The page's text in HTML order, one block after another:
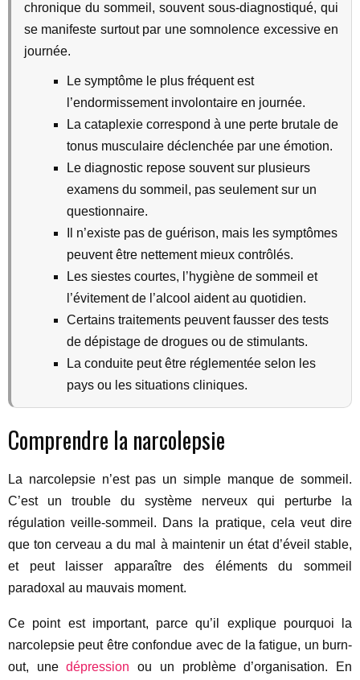
chronique du sommeil, souvent sous-diagnostiqué, qui
se manifeste surtout par une somnolence excessive en
journée.
Le symptôme le plus fréquent est
l’endormissement involontaire en journée.
La cataplexie correspond à une perte brutale de
tonus musculaire déclenchée par une émotion.
Le diagnostic repose souvent sur plusieurs
examens du sommeil, pas seulement sur un
questionnaire.
Il n’existe pas de guérison, mais les symptômes
peuvent être nettement mieux contrôlés.
Les siestes courtes, l’hygiène de sommeil et
l’évitement de l’alcool aident au quotidien.
Certains traitements peuvent fausser des tests
de dépistage de drogues ou de stimulants.
La conduite peut être réglementée selon les
pays ou les situations cliniques.
Comprendre la narcolepsie
La narcolepsie n’est pas un simple manque de sommeil.
C’est un trouble du système nerveux qui perturbe la
régulation veille-sommeil. Dans la pratique, cela veut dire
que ton cerveau a du mal à maintenir un état d’éveil stable,
et peut laisser apparaître des éléments du sommeil
paradoxal au mauvais moment.
Ce point est important, parce qu’il explique pourquoi la
narcolepsie peut être confondue avec de la fatigue, un burn-
out, unedépression ou un problème d’organisation. En